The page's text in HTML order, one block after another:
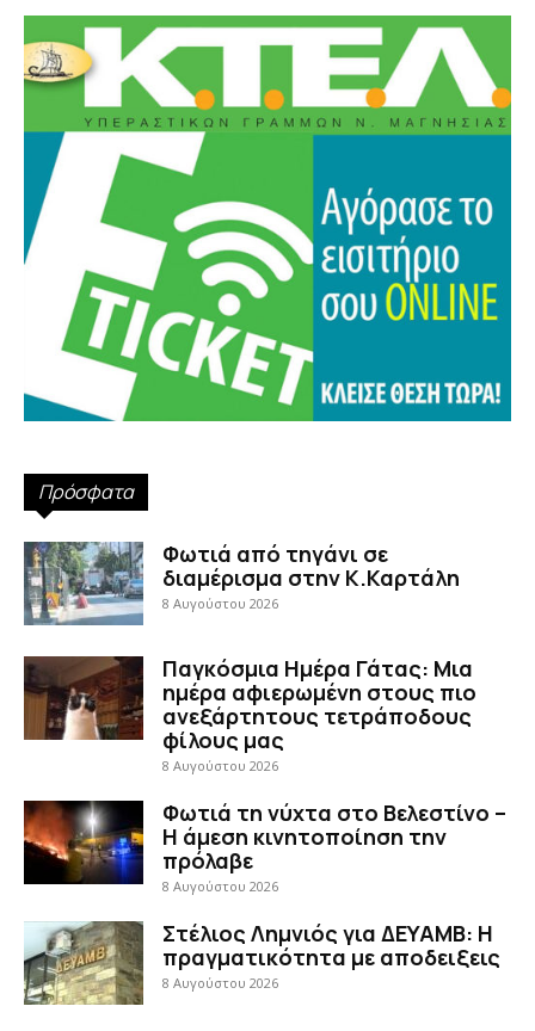
Πρόσφατα
Φωτιά από τηγάνι σε
διαμέρισμα στην Κ.Καρτάλη
8 Αυγούστου 2026
Παγκόσμια Ημέρα Γάτας: Μια
ημέρα αφιερωμένη στους πιο
ανεξάρτητους τετράποδους
φίλους μας
8 Αυγούστου 2026
Φωτιά τη νύχτα στο Βελεστίνο –
Η άμεση κινητοποίηση την
πρόλαβε
8 Αυγούστου 2026
Στέλιος Λημνιός για ΔΕΥΑΜΒ: Η
πραγματικότητα με αποδειξεις
8 Αυγούστου 2026